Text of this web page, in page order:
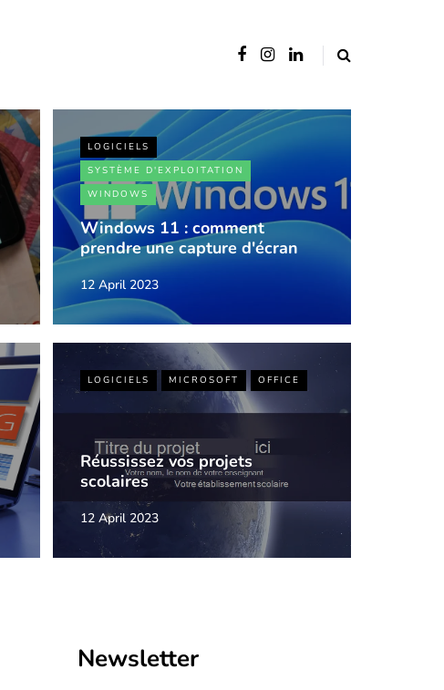
LOGICIELS
SYSTÈME D'EXPLOITATION
WINDOWS
Windows 11 : comment
prendre une capture d'écran
12 April 2023
LOGICIELS MICROSOFT OFFICE
Réussissez vos projets
scolaires
12 April 2023
Newsletter